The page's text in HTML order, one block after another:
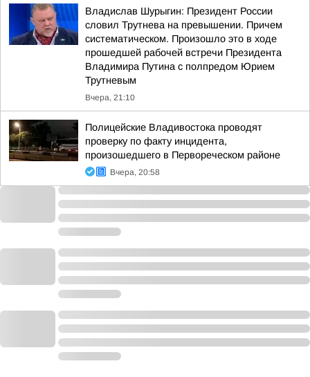
Владислав Шурыгин: Президент России
словил Трутнева на превышении. Причем
систематическом. Произошло это в ходе
прошедшей рабочей встречи Президента
Владимира Путина с полпредом Юрием
Трутневым
Вчера, 21:10
Полицейские Владивостока проводят
проверку по факту инцидента,
произошедшего в Первореческом районе
Вчера, 20:58